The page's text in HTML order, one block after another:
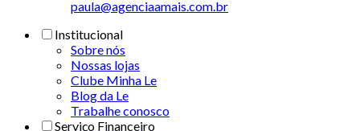
paula@agenciaamais.com.br
Institucional
Sobre nós
Nossas lojas
Clube Minha Le
Blog da Le
Trabalhe conosco
Serviço Financeiro